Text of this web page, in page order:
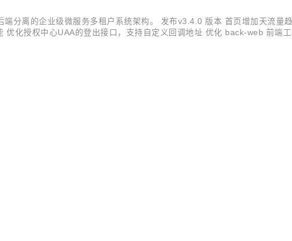
离的企业级微服务多租户系统架构。 发布v3.4.0 版本 首页增加天流量
化授权中心UAA的登出接口，支持自定义回调地址 优化 back-web 前端